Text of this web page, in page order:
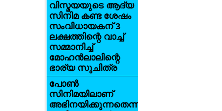
വിസ്മയയുടെ ആദ്യ
സിനിമ കണ്ട ശേഷം
സംവിധായകന് 3
ലക്ഷത്തിന്റെ വാച്ച്
സമ്മാനിച്ച്
മോഹന്‍ലാലിന്റെ
ഭാര്യ സുചിത്ര
പോണ്‍
സിനിമയിലാണ്
അഭിനയിക്കുന്നതെന്ന്